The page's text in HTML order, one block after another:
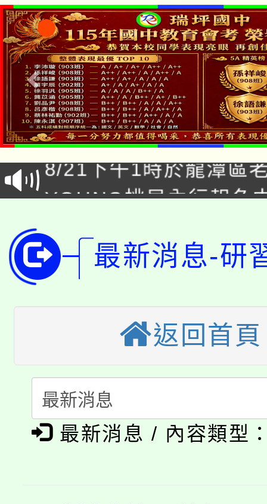
「本色祭」8/29、30在
場熱烈登場!
8/21下午1時於龍潭區
徵才活動。
YOUNG桃局內行報名
開!
115年桃園市運動會8/
田徑場及游泳池舉行。
桃園市低收入戶享有免
視費優惠，中低收入戶
半價優惠，詳情可洽有
者。
大園自造教育及科技中
份教師增能研習
大溪自造教育及科技
份教師研習
淨零綠生活教案入校路
會
115年食農教育專業人
程
「本色祭」8/29、30在
最新消息-研
返回首頁
最新消息 / 內容類型